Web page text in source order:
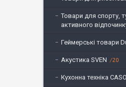
Товари для спорту,
активного
Геймерські товари
Акустика SVEN 20
Кухонна техніка